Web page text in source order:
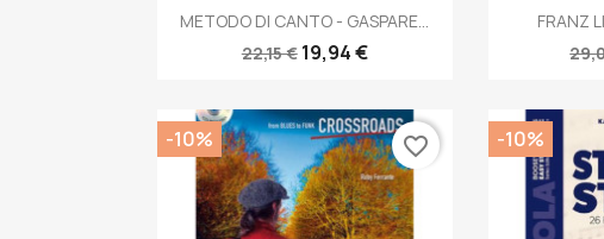
 Anteprima
METODO DI CANTO - GASPARE...
22,15 € 19,94 €

FRANZ
-10% favorite_border -10%